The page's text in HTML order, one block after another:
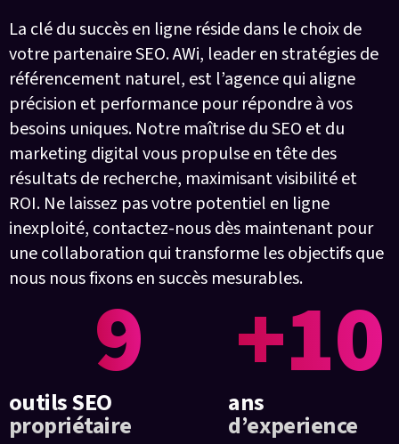
La clé du succès en ligne réside dans le choix de
votre partenaire SEO. AWi, leader en stratégies de
référencement naturel, est l’agence qui aligne
précision et performance pour répondre à vos
besoins uniques. Notre maîtrise du SEO et du
marketing digital vous propulse en tête des
résultats de recherche, maximisant visibilité et
ROI. Ne laissez pas votre potentiel en ligne
inexploité, contactez-nous dès maintenant pour
une collaboration qui transforme les objectifs que
nous nous fixons en succès mesurables.
9
outils SEO
propriétaire
+10
ans
d’experience